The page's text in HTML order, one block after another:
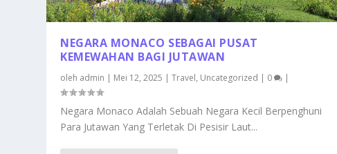
NEGARA MONACO SEBAGAI PUSAT
KEMEWAHAN BAGI JUTAWAN
oleh admin | Mei 12, 2025 |Travel, Uncategorized | 0 |
Negara Monaco Adalah Sebuah Negara Kecil Berpenghuni
Para Jutawan Yang Terletak Di Pesisir Laut...